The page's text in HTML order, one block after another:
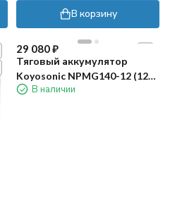
В корзину
29 080₽
Тяговый аккумулятор
Koyosonic NPMG140-12 (12В,
140А/ч)
В наличии